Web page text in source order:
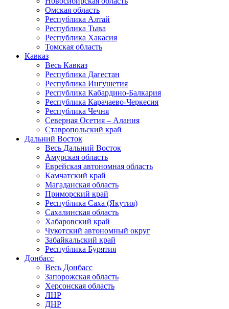
Омская область
Республика Алтай
Республика Тыва
Республика Хакасия
Томская область
Кавказ
Весь Кавказ
Республика Дагестан
Республика Ингушетия
Республика Кабардино-Балкария
Республика Карачаево-Черкесия
Республика Чечня
Северная Осетия – Алания
Ставропольский край
Дальний Восток
Весь Дальний Восток
Амурская область
Еврейская автономная область
Камчатский край
Магаданская область
Приморский край
Республика Саха (Якутия)
Сахалинская область
Хабаровский край
Чукотский автономный округ
Забайкальский край
Республика Бурятия
Донбасс
Весь Донбасс
Запорожская область
Херсонская область
ЛНР
ДНР